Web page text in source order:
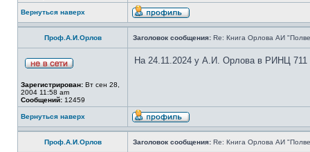
Вернуться наверх
Проф.А.И.Орлов Заголовок сообщения: Re: Книга Орлова АИ
Зарегистрирован: Вт сен 28,
2004 11:58 am
Сообщений: 12459
На 24.11.2024 у А.И. Орлова в РИНЦ 711
Вернуться наверх
Проф.А.И.Орлов Заголовок сообщения: Re: Книга Орлова АИ